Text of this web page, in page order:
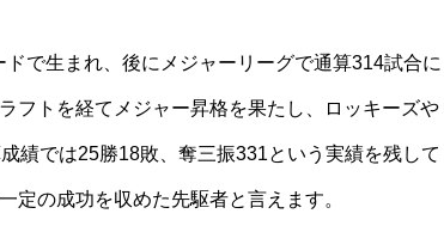
で生まれ、後にメジャーリーグで通算314試合に
フトを経てメジャー昇格を果たし、ロッキーズや
績では25勝18敗、奪三振331という実績を残して
定の成功を収めた先駆者と言えます。